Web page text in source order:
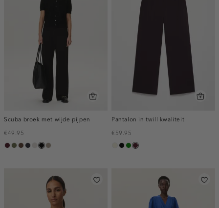
Scuba broek met wijde pijpen
€49.95
pruim,
groen,
donkerbruin
blauw,
kitzwarttaupe,
Pantalon in twill kwaliteit
€59.95
ecru
zwart
groen
pruim,